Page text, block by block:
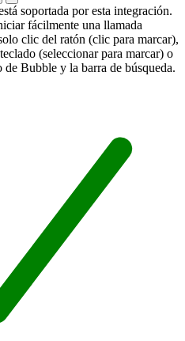
soportada por esta integración.
fácilmente una llamada
clic del ratón (clic para marcar),
(seleccionar para marcar) o
Bubble y la barra de búsqueda.